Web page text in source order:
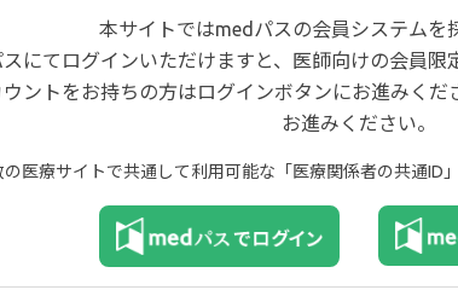
プライバシーポリシー ご利用規約
本サイトではmedパスの会員システムを
にてログインいただけますと、医師向けの会員限
ウントをお持ちの方はログインボタンにお進みく
お進みください。
医療サイトで共通して利用可能な「医療関係者の共通ID」